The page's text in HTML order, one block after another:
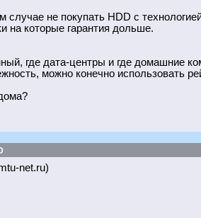
случае не покупать HDD с
на которые гарантия дольше.
где дата-центры и где домашние
можно конечно использовать
net.ru)